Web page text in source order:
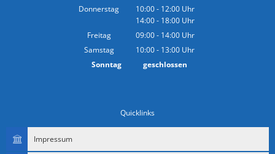
Donnerstag
10:00- 12:00 Uhr
Von 10:00 bis 12:00 Uhr
14:00- 18:00 Uhr
Von 14:00 bis 18:00 Uhr
Freitag 09:00- 14:00 Uhr
Von 09:00 bis 14:00 Uhr
Samstag 10:00- 13:00 Uhr
Von 10:00 bis 13:00 Uhr
Sonntag geschlossen
Quicklinks
Impressum